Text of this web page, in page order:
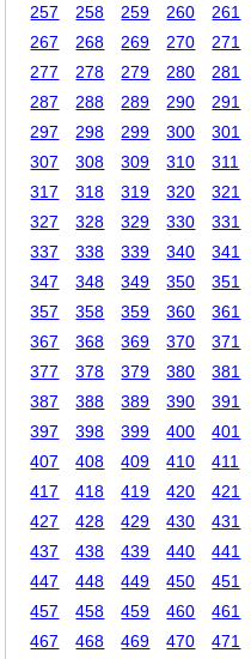
257
258 259 260 261
267
268 269 270 271
277
278 279 280 281
287
288 289 290 291
297
298 299 300 301
307
308 309 310 311
317
318 319 320 321
327
328 329 330 331
337
338 339 340 341
347
348 349 350 351
357
358 359 360 361
367
368 369 370 371
377
378 379 380 381
387
388 389 390 391
397
398 399 400 401
407
408 409 410 411
417
418 419 420 421
427
428 429 430 431
437
438 439 440 441
447
448 449 450 451
457
458 459 460 461
467
468 469 470 471